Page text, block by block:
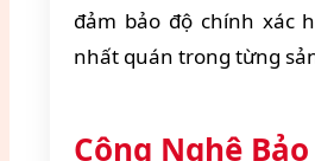
đảm bảo độ chính xác
nhất quán trong từng
Công Nghệ Bảo